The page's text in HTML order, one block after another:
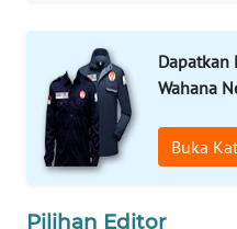
Dapatkan
Wahana
Buka
Pilihan Editor
LPKKI
LKKI
KOPEKLIN